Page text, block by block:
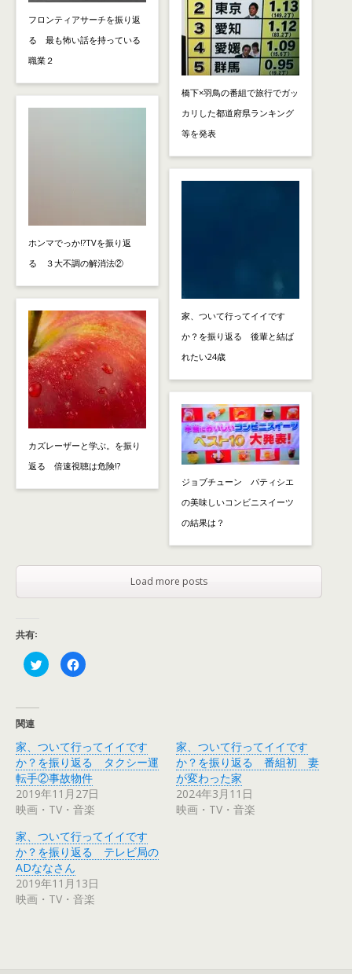
フロンティアサーチを振り返
る 最も怖い話を持っている
職業２
ホンマでっか!?TVを振り返
る ３大不調の解消法②
カズレーザーと学ぶ。を振り
返る 倍速視聴は危険!?
橋下×羽鳥の番組で旅行でガッ
カリした都道府県ランキング
等を発表
家、ついて行ってイイです
か？を振り返る 後輩と結ば
れたい24歳
ジョブチューン パティシエ
の美味しいコンビニスイーツ
の結果は？
Load more posts
共有:
ク
リ
t
t
e
r
で
共
有
(
し
い
ウ
ィ
ン
ド
ウ
で
開
F
a
共
有
す
る
に
は
ク
リ
ク
し
て
く
さ
い
(
新
関連
家、ついて行ってイイです
か？を振り返る タクシー運
転手②事故物件
2019年11月27日
映画・TV・音楽
家、ついて行ってイイです
か？を振り返る 番組初 妻
が変わった家
2024年3月11日
映画・TV・音楽
家、ついて行ってイイです
か？を振り返る テレビ局の
ADななさん
2019年11月13日
映画・TV・音楽